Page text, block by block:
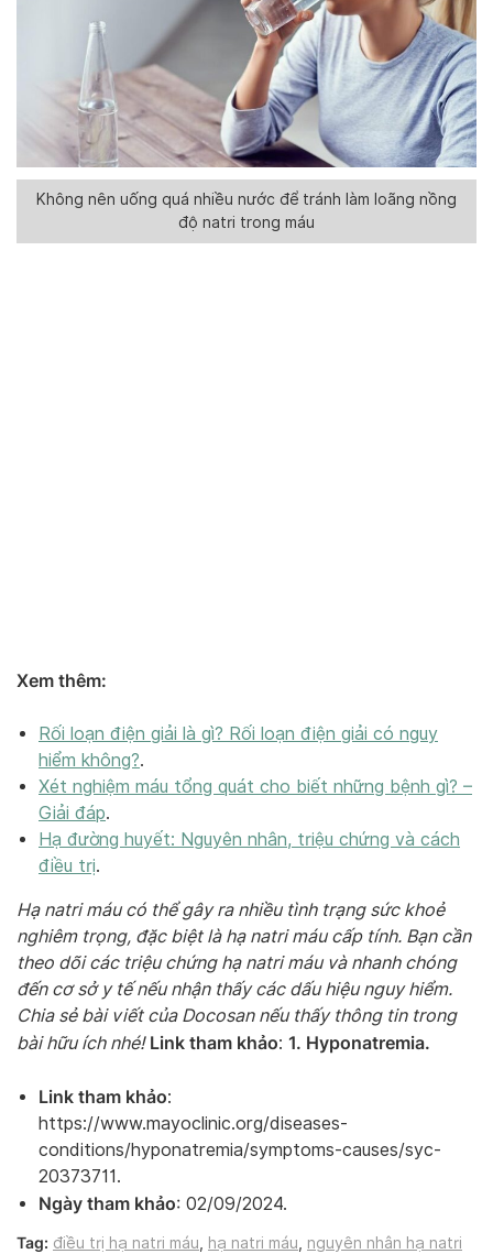
Không nên uống quá nhiều nước để tránh làm loãng nồng
độ natri trong máu
Xem thêm:
Rối loạn điện giải là gì? Rối loạn điện giải có nguy
hiểm không?.
Xét nghiệm máu tổng quát cho biết những bệnh gì? –
Giải đáp.
Hạ đường huyết: Nguyên nhân, triệu chứng và cách
điều trị.
Hạ natri máu có thể gây ra nhiều tình trạng sức khoẻ
nghiêm trọng, đặc biệt là hạ natri máu cấp tính. Bạn cần
theo dõi các triệu chứng hạ natri máu và nhanh chóng
đến cơ sở y tế nếu nhận thấy các dấu hiệu nguy hiểm.
Chia sẻ bài viết của Docosan nếu thấy thông tin trong
bài hữu ích nhé! Link tham khảo: 1. Hyponatremia.
Link tham khảo:
https://www.mayoclinic.org/diseases-
conditions/hyponatremia/symptoms-causes/syc-
20373711.
Ngày tham khảo: 02/09/2024.
Tag: điều trị hạ natri máu hạ natri máu
nguyên nhân hạ natri